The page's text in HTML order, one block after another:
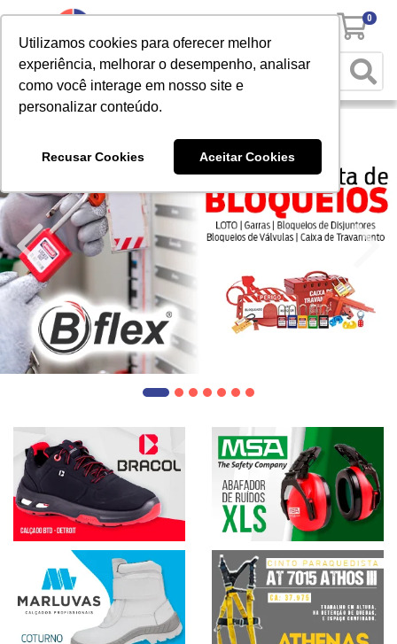
Utilizamos cookies para oferecer melhor
experiência, melhorar o desempenho, analisar
como você interage em nosso site e
personalizar conteúdo.
Recusar Cookies Aceitar Cookies
0